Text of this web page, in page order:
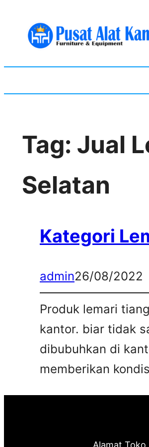
content
Tag: Jual
Selatan
Kategori
admin26/08/2022
Produk lemari
kantor. biar tidak
dibubuhkan di
memberikan
Alamat Toko